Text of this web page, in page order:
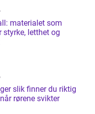
materialet som
styrke, letthet og
riktig
rørene svikter